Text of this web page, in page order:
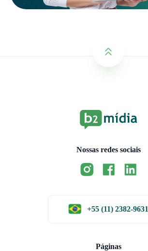
Nossas redes sociais
Páginas
+55 (11) 2382-9631